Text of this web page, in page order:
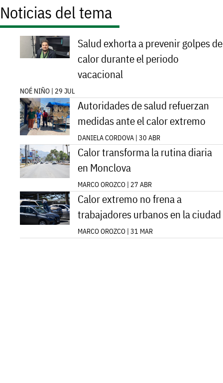
Noticias del tema
Salud exhorta a prevenir golpes de
calor durante el periodo
vacacional
NOÉ NIÑO | 29 JUL
Autoridades de salud refuerzan
medidas ante el calor extremo
DANIELA CORDOVA | 30 ABR
Calor transforma la rutina diaria
en Monclova
MARCO OROZCO | 27 ABR
Calor extremo no frena a
trabajadores urbanos en la ciudad
MARCO OROZCO | 31 MAR